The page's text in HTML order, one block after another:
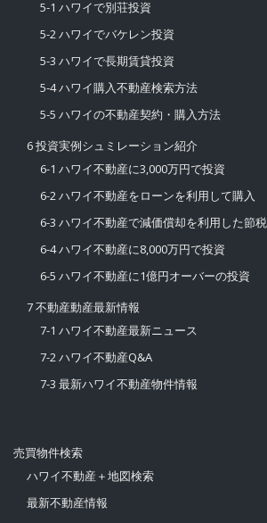
5-1 ハワイで別荘投資
5-2 ハワイでバケレン投資
5-3 ハワイで長期賃貸投資
5-4 ハワイ購入不動産検索方法
5-5 ハワイの不動産契約・購入方法
6 投資実例シュミレーション紹介
6-1 ハワイ不動産に3,000万円で投資
6-2 ハワイ不動産をローンを利用して購入
6-3 ハワイ不動産で減価償却を利用した節税
6-4 ハワイ不動産に8,000万円で投資
6-5 ハワイ不動産に1億円オーバーの投資
7 不動産動産最新情報
7-1 ハワイ不動産最新ニュース
7-2 ハワイ不動産Q&A
7-3 最新ハワイ不動産物件情報
売買物件検索
ハワイ不動産＋地図検索
最新不動産情報